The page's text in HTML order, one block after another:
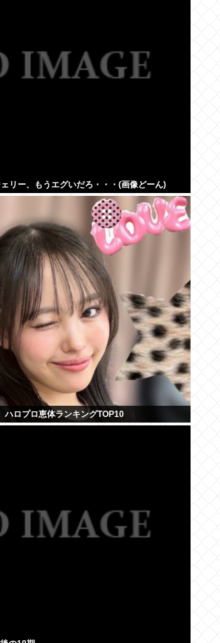
リー、もうエグいだろ・・・(画像どーん)
ハロプロ恵体ランキングTOP10